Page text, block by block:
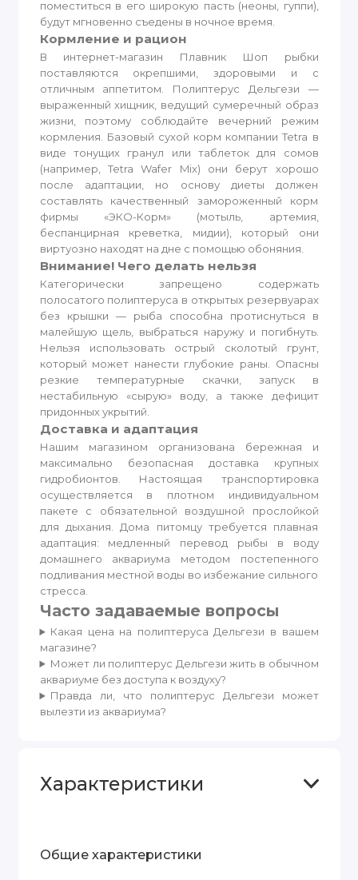
поместиться в его широкую пасть (неоны, гуппи),
будут мгновенно съедены в ночное время.
Кормление и рацион
В интернет-магазин Плавник Шоп рыбки
поставляются окрепшими, здоровыми и с
отличным аппетитом. Полиптерус Дельгези —
выраженный хищник, ведущий сумеречный образ
жизни, поэтому соблюдайте вечерний режим
кормления. Базовый сухой корм компании Tetra в
виде тонущих гранул или таблеток для сомов
(например, Tetra Wafer Mix) они берут хорошо
после адаптации, но основу диеты должен
составлять качественный замороженный корм
фирмы «ЭКО-Корм» (мотыль, артемия,
беспанцирная креветка, мидии), который они
виртуозно находят на дне с помощью обоняния.
Внимание! Чего делать нельзя
Категорически запрещено содержать
полосатого полиптеруса в открытых резервуарах
без крышки — рыба способна протиснуться в
малейшую щель, выбраться наружу и погибнуть.
Нельзя использовать острый сколотый грунт,
который может нанести глубокие раны. Опасны
резкие температурные скачки, запуск в
нестабильную «сырую» воду, а также дефицит
придонных укрытий.
Доставка и адаптация
Нашим магазином организована бережная и
максимально безопасная доставка крупных
гидробионтов. Настоящая транспортировка
осуществляется в плотном индивидуальном
пакете с обязательной воздушной прослойкой
для дыхания. Дома питомцу требуется плавная
адаптация: медленный перевод рыбы в воду
домашнего аквариума методом постепенного
подливания местной воды во избежание сильного
стресса.
Часто задаваемые вопросы
Какая цена на полиптеруса Дельгези в вашем
магазине?
Может ли полиптерус Дельгези жить в обычном
аквариуме без доступа к воздуху?
Правда ли, что полиптерус Дельгези может
вылезти из аквариума?
Характеристики
Общие характеристики